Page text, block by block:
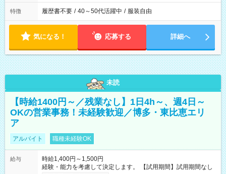
特徴 履歴書不要 / 40～50代活躍中 / 服装自由
気になる！ 応募する 詳細へ
未読
【時給1400円～／残業なし】1日4h～、週4日～
OKの営業事務！未経験歓迎／博多・東比恵エリ
ア
アルバイト 職種未経験OK
給与
時給1,400円～1,500円
経験・能力を考慮して決定します。 【試用期間】試用期間なし